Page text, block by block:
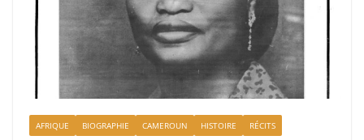
AFRIQUE BIOGRAPHIE CAMEROUN HISTOIRE RÉCITS